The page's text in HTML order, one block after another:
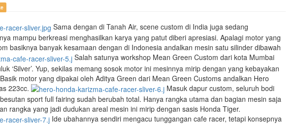
Sama dengan di Tanah Air, scene custom di India juga sedang
mampu berkreasi menghasilkan karya yang patut diberi apresiasi. Apalagi motor yang
basiknya banyak kesamaan dengan di Indonesia andalkan mesin satu silinder dibawah
Salah satunya workshop Mean Green Custom dari kota Mumbai
‘Silver’. Yup, sekilas memang sosok motor ini mesinnya mirip dengan yang kebayakan
motor yang dipakai oleh Aditya Green dari Mean Green Customs andalkan Hero
223cc.
Masuk dapur custom, seluruh bodi
sport full fairing sudah berubah total. Hanya rangka utama dan bagian mesin saja
rangka yang jadi dudukan areal mesin ini mirip dengan sasis Honda Tiger.
Ide ubahannya sendiri mengacu tunggangan cafe racer, tetapi konsepnya